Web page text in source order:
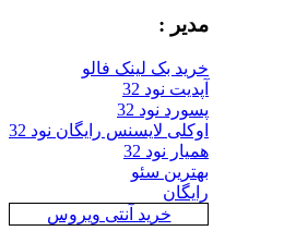
مدیر :
خرید بک لینک فالو
آپدیت نود 32
پسورد نود 32
اوکلی لایسنس رایگان نود 32
همیار نود 32
بهترین سئو
رایگان
خرید آنتی ویروس